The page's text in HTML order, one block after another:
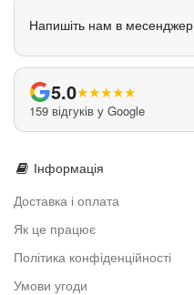
Напишіть нам в месенджер
5.0★★★★★
159 відгуків у Google
Інформація
Доставка і оплата
Як це працює
Політика конфіденційності
Умови угоди